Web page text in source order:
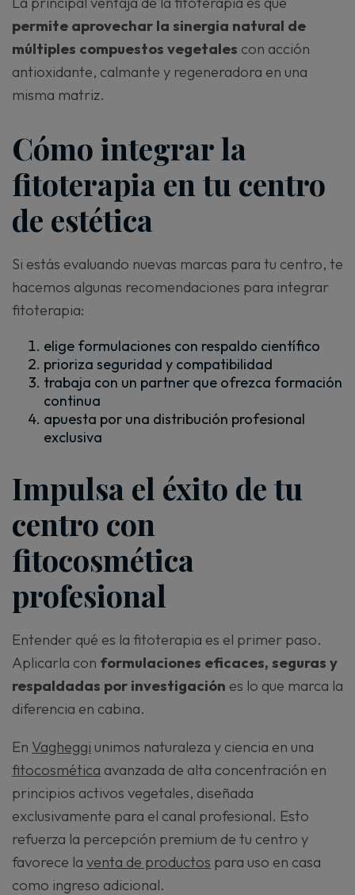
permite aprovechar la sinergia natural de
múltiples compuestos vegetales con acción
antioxidante, calmante y regeneradora en una
misma matriz.
Cómo integrar la
fitoterapia en tu centro
de estética
Si estás evaluando nuevas marcas para tu centro, te
hacemos algunas recomendaciones para integrar
fitoterapia:
elige formulaciones con respaldo científico
prioriza seguridad y compatibilidad
trabaja con un partner que ofrezca formación
continua
apuesta por una distribución profesional
exclusiva
Impulsa el éxito de tu
centro con
fitocosmética
profesional
Entender qué es la fitoterapia es el primer paso.
Aplicarla con formulaciones eficaces, seguras y
respaldadas por investigación es lo que marca la
diferencia en cabina.
En Vagheggi unimos naturaleza y ciencia en una
fitocosmética avanzada de alta concentración en
principios activos vegetales, diseñada
exclusivamente para el canal profesional. Esto
refuerza la percepción premium de tu centro y
favorece la venta de productos para uso en casa
como ingreso adicional.